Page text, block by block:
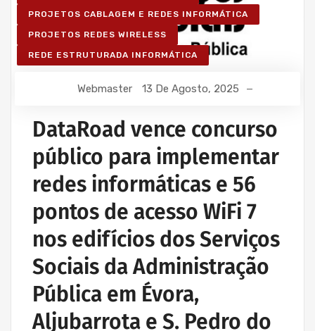
PROJETOS CABLAGEM E REDES INFORMÁTICA
PROJETOS REDES WIRELESS
REDE ESTRUTURADA INFORMÁTICA
Webmaster 13 De Agosto, 2025
DataRoad vence concurso
público para implementar
redes informáticas e 56
pontos de acesso WiFi 7
nos edifícios dos Serviços
Sociais da Administração
Pública em Évora,
Aljubarrota e S. Pedro do